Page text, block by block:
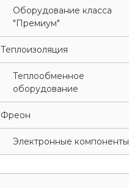
Оборудование класса
"Премиум"
Теплоизоляция
Теплообменное
оборудование
Фреон
Электронные компоненты